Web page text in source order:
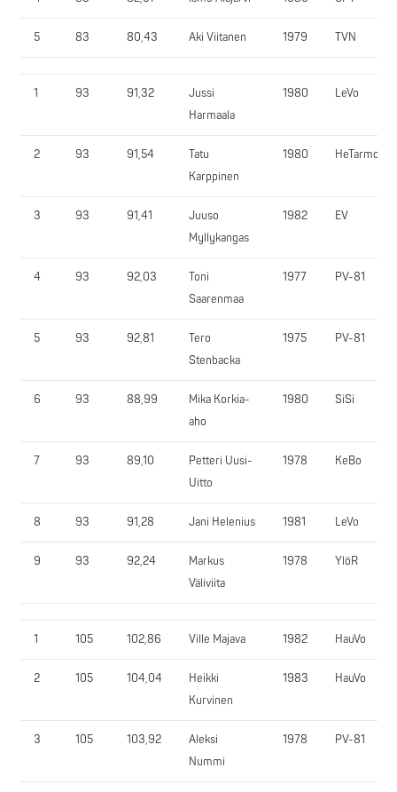
5 83 80,43 Aki Viitanen 1979 TVN
1 93 91,32
Jussi
Harmaala
1980 LeVo
2 93 91,54
Tatu
Karppinen
1980 HeTarmo
3 93 91,41
Juuso
Myllykangas
1982 EV
4 93 92,03
Toni
Saarenmaa
1977 PV-81
5 93 92,81
Tero
Stenbacka
1975 PV-81
6 93 88,99
Mika Korkia-
aho
1980 SiSi
7 93 89,10
Petteri Uusi-
Uitto
1978 KeBo
8 93 91,28 Jani Helenius 1981 LeVo
9 93 92,24
Markus
Väliviita
1978 YlöR
1 105 102,86 Ville Majava 1982 HauVo
2 105 104,04
Heikki
Kurvinen
1983 HauVo
3 105 103,92
Aleksi
Nummi
1978 PV-81